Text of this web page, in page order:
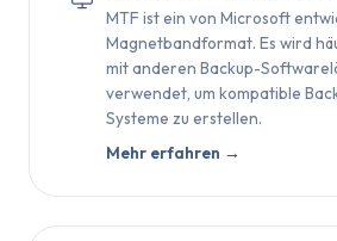
MTF ist ein von Microsoft
Magnetbandformat. Es wird
mit anderen Backup-
verwendet, um kompatible
Systeme zu erstellen.
Mehr erfahren →